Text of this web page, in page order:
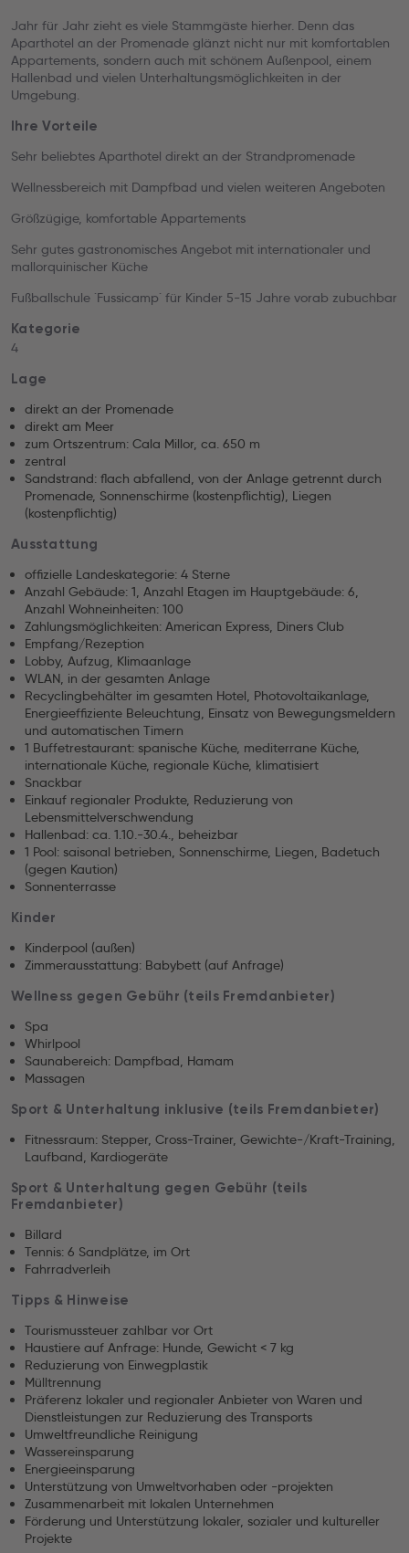
Jahr für Jahr zieht es viele Stammgäste hierher. Denn das
Aparthotel an der Promenade glänzt nicht nur mit komfortablen
Appartements, sondern auch mit schönem Außenpool, einem
Hallenbad und vielen Unterhaltungsmöglichkeiten in der
Umgebung.
Ihre Vorteile
Sehr beliebtes Aparthotel direkt an der Strandpromenade
Wellnessbereich mit Dampfbad und vielen weiteren Angeboten
Größzügige, komfortable Appartements
Sehr gutes gastronomisches Angebot mit internationaler und
mallorquinischer Küche
Fußballschule ´Fussicamp´ für Kinder 5-15 Jahre vorab zubuchbar
Kategorie
4
Lage
direkt an der Promenade
direkt am Meer
zum Ortszentrum: Cala Millor, ca. 650 m
zentral
Sandstrand: flach abfallend, von der Anlage getrennt durch
Promenade, Sonnenschirme (kostenpflichtig), Liegen
(kostenpflichtig)
Ausstattung
offizielle Landeskategorie: 4 Sterne
Anzahl Gebäude: 1, Anzahl Etagen im Hauptgebäude: 6,
Anzahl Wohneinheiten: 100
Zahlungsmöglichkeiten: American Express, Diners Club
Empfang/Rezeption
Lobby, Aufzug, Klimaanlage
WLAN, in der gesamten Anlage
Recyclingbehälter im gesamten Hotel, Photovoltaikanlage,
Energieeffiziente Beleuchtung, Einsatz von Bewegungsmeldern
und automatischen Timern
1 Buffetrestaurant: spanische Küche, mediterrane Küche,
internationale Küche, regionale Küche, klimatisiert
Snackbar
Einkauf regionaler Produkte, Reduzierung von
Lebensmittelverschwendung
Hallenbad: ca. 1.10.-30.4., beheizbar
1 Pool: saisonal betrieben, Sonnenschirme, Liegen, Badetuch
(gegen Kaution)
Sonnenterrasse
Kinder
Kinderpool (außen)
Zimmerausstattung: Babybett (auf Anfrage)
Wellness gegen Gebühr (teils Fremdanbieter)
Spa
Whirlpool
Saunabereich: Dampfbad, Hamam
Massagen
Sport & Unterhaltung inklusive (teils Fremdanbieter)
Fitnessraum: Stepper, Cross-Trainer, Gewichte-/Kraft-Training,
Laufband, Kardiogeräte
Sport & Unterhaltung gegen Gebühr (teils
Fremdanbieter)
Billard
Tennis: 6 Sandplätze, im Ort
Fahrradverleih
Tipps & Hinweise
Tourismussteuer zahlbar vor Ort
Haustiere auf Anfrage: Hunde, Gewicht < 7 kg
Reduzierung von Einwegplastik
Mülltrennung
Präferenz lokaler und regionaler Anbieter von Waren und
Dienstleistungen zur Reduzierung des Transports
Umweltfreundliche Reinigung
Wassereinsparung
Energieeinsparung
Unterstützung von Umweltvorhaben oder -projekten
Zusammenarbeit mit lokalen Unternehmen
Förderung und Unterstützung lokaler, sozialer und kultureller
Projekte